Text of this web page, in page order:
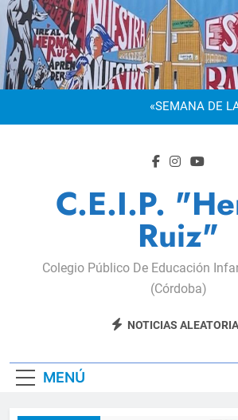
Saltar
al
contenido
Dia De
«SEMANA DE
Dia De
«SEMANA DE LA
Apadrinamiento
C.E.I.P.
Ruiz"
Colegio Público De Educación
(Córdoba)
NOTICIAS
MENÚ